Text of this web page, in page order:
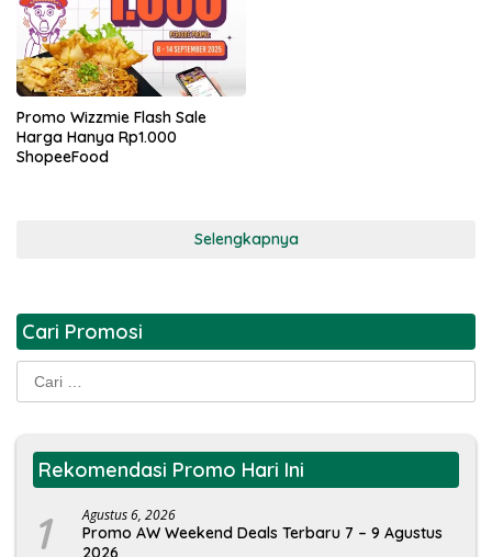
Promo Wizzmie Flash Sale
Harga Hanya Rp1.000
ShopeeFood
Selengkapnya
Cari Promosi
Rekomendasi Promo Hari Ini
1 Agustus 6, 2026
Promo AW Weekend Deals Terbaru 7 – 9 Agustus
2026